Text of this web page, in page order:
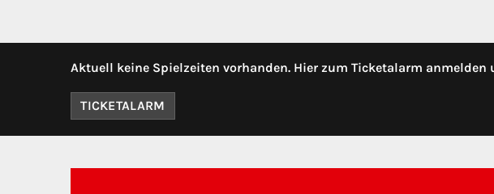
Aktuell keine Spielzeiten vorhanden. Hier zum Ticketalarm
TICKETALARM